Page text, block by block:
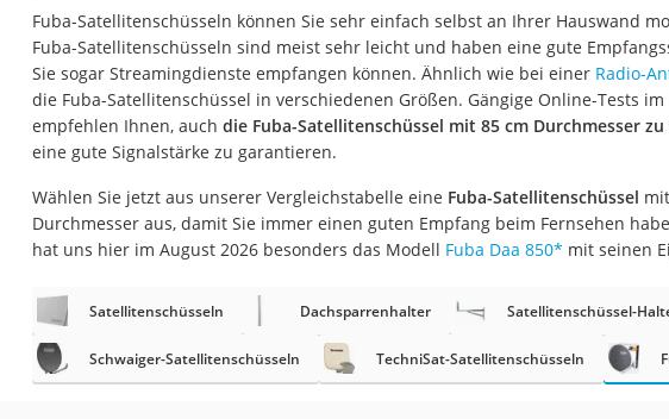
Diascanner
Laser-Multifunktionsdrucker
Powerline-Adapter
Soundbar
17-Zoll-Laptop
Satellitenschüssel
Gaming-Headset
Schnurloses Telefon
Fuba-Satellitenschüsseln können Sie sehr einfach selbst an Ihrer Hauswand
Fuba-Satellitenschüsseln sind meist sehr leicht und haben eine gute
Sie sogar Streamingdienste empfangen können. Ähnlich wie bei einer Radio-
die Fuba-Satellitenschüssel in verschiedenen Größen. Gängige Online-Tests
empfehlen Ihnen, auch die Fuba-Satellitenschüssel mit 85 cm Durchmesser
eine gute Signalstärke zu garantieren.
Wählen Sie jetzt aus unserer Vergleichstabelle eine Fuba-Satellitenschüssel
Durchmesser aus, damit Sie immer einen guten Empfang beim Fernsehen
hat uns hier im August 2026 besonders das Modell Fuba Daa 850* mit seinen
Satellitenschüsseln Dachsparrenhalter Satellitenschüssel-
Schwaiger-Satellitenschüsseln TechniSat-Satellitenschüsseln